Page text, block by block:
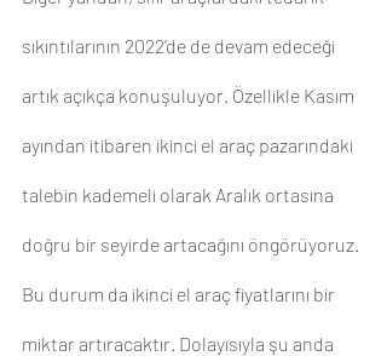
sıkıntılarının 2022’de de devam edeceği
artık açıkça konuşuluyor. Özellikle Kasım
ayından itibaren ikinci el araç pazarındaki
talebin kademeli olarak Aralık ortasına
doğru bir seyirde artacağını öngörüyoruz.
Bu durum da ikinci el araç fiyatlarını bir
miktar artıracaktır. Dolayısıyla şu anda